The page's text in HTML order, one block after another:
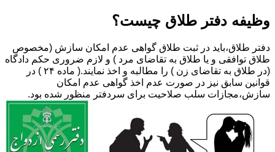
وظیفه دفتر طلاق چیست؟
دفتر طلاق،باید در ثبت طلاق گواهی عدم امکان سازش (مخصوص
طلاق توافقی و یا طلاق به تقاضای مرد ) و لازم ضروری حکم دادگاه
(در طلاق به تقاضای زن ) را مطالبه و اخذ نمایند.( ماده ۲۴ ) در
قوانین سابق نیز در صورت عدم اخذ گواهی عدم امکان
سازش،مجازات سلب صلاحیت برای سردفتر منظور شده بود.